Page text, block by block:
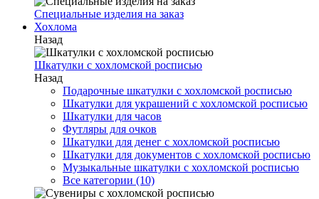
Специальные изделия на заказ
Хохлома
Назад
Шкатулки с хохломской росписью
Назад
Подарочные шкатулки с хохломской росписью
Шкатулки для украшений с хохломской росписью
Шкатулки для часов
Футляры для очков
Шкатулки для денег с хохломской росписью
Шкатулки для документов с хохломской росписью
Музыкальные шкатулки с хохломской росписью
Все категории (10)